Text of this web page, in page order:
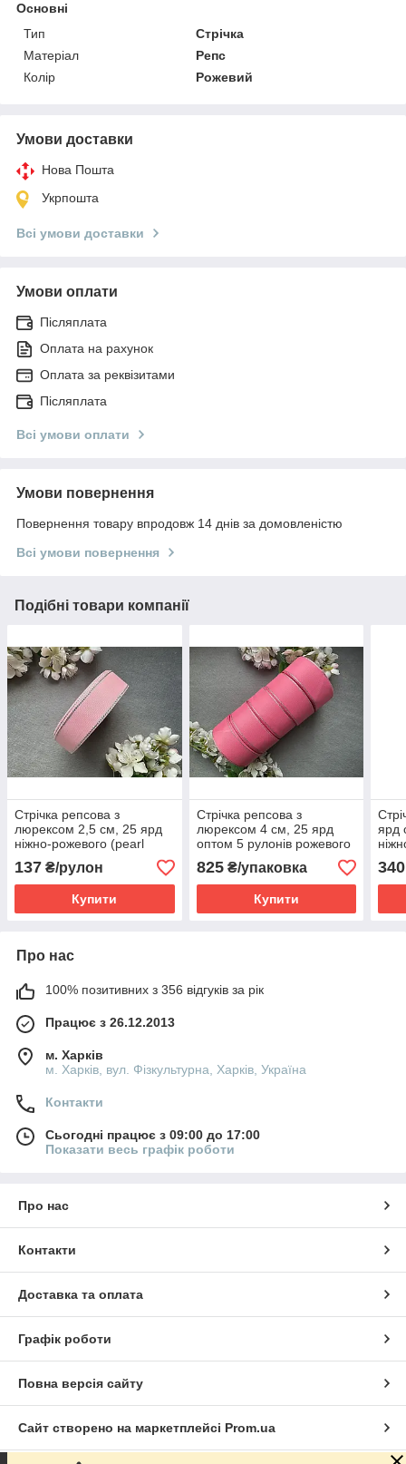
Основні
Тип
Стрічка
Матеріал
Репс
Колір
Рожевий
Умови доставки
Нова Пошта
Укрпошта
Всі умови доставки
Умови оплати
Післяплата
Оплата на рахунок
Оплата за реквізитами
Післяплата
Всі умови оплати
Умови повернення
Повернення товару впродовж 14 днів за домовленістю
Всі умови повернення
Подібні товари компанії
Стрічка репсова з
люрексом 2,5 см, 25 ярд
ніжно-рожевого (pearl
pink) кольору
137 ₴/рулон
Купити
Стрічка репсова з
люрексом 4 см, 25 ярд
оптом 5 рулонів рожевого
(hot pink) кольору блоком
825₴/упаковка
Купити
ярд
340
Про нас
100% позитивних з 356 відгуків за рік
Працює з 26.12.2013
м. Харків
м. Харків, вул. Фізкультурна, Харків, Україна
Контакти
Сьогодні працює з 09:00 до 17:00
Показати весь графік роботи
Про нас
Контакти
Доставка та оплата
Графік роботи
Повна версія сайту
Сайт створено на маркетплейсі Prom.ua